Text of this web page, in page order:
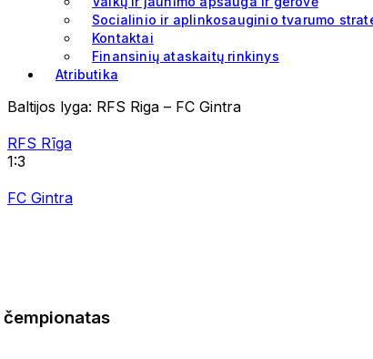
Socialinio ir aplinkosauginio tvarumo
Kontaktai
Finansinių ataskaitų rinkinys
Atributika
Baltijos lyga: RFS Riga – FC Gintra
RFS Rīga
1:3
FC Gintra
čempionatas